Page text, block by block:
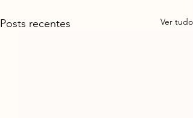
Posts recentes Ver tudo